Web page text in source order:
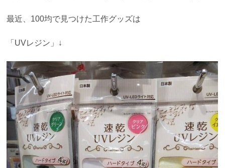
最近、100均で見つけた工作グッズは
「UVレジン」↓